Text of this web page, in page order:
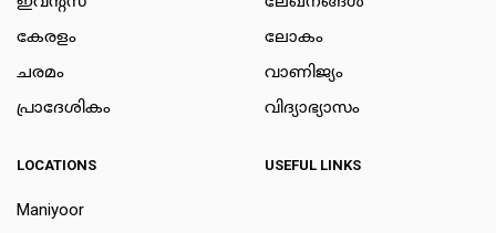
കേരളം
ചരമം
പ്രാദേശികം
ലോകം
വാണിജ്യം
വിദ്യാഭ്യാസം
LOCATIONS
Maniyoor
USEFUL LINKS